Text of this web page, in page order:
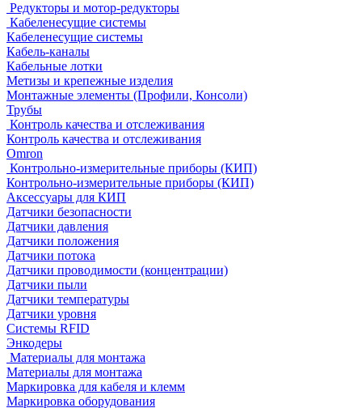
Редукторы и мотор-редукторы
Кабеленесущие системы
Кабеленесущие системы
Кабель-каналы
Кабельные лотки
Метизы и крепежные изделия
Монтажные элементы (Профили, Консоли)
Трубы
Контроль качества и отслеживания
Контроль качества и отслеживания
Omron
Контрольно-измерительные приборы (КИП)
Контрольно-измерительные приборы (КИП)
Аксессуары для КИП
Датчики безопасности
Датчики давления
Датчики положения
Датчики потока
Датчики проводимости (концентрации)
Датчики пыли
Датчики температуры
Датчики уровня
Системы RFID
Энкодеры
Материалы для монтажа
Материалы для монтажа
Маркировка для кабеля и клемм
Маркировка оборудования